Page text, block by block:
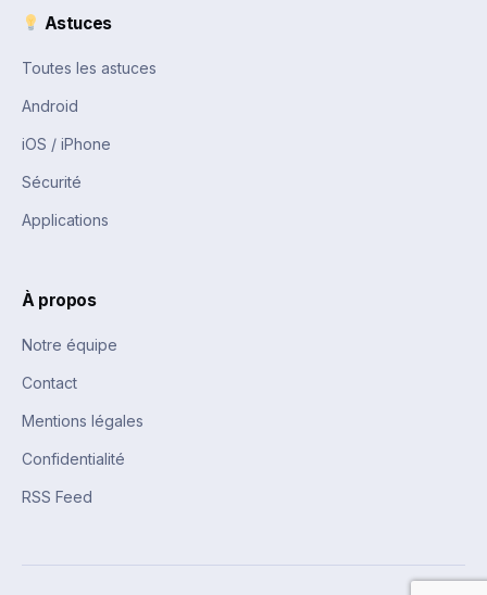
Astuces
Toutes les astuces
Android
iOS / iPhone
Sécurité
Applications
À propos
Notre équipe
Contact
Mentions légales
Confidentialité
RSS Feed